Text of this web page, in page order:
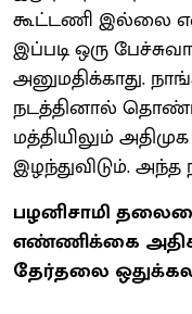
கூட்டணி இல்லை என
இப்படி ஒரு
அனுமதிக்காது.
நடத்தினால்
மத்தியிலும்
இழந்துவிடும். அந்த
பழனிசாமி
எண்ணிக்கை
தேர்தலை